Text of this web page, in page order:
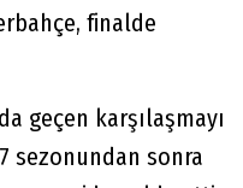
finalde
geçen karşılaşmayı
sezonundan sonra